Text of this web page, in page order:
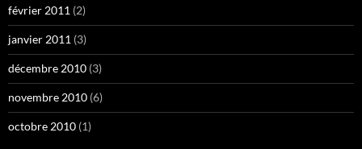
février 2011 (2)
janvier 2011 (3)
décembre 2010 (3)
novembre 2010 (6)
octobre 2010 (1)